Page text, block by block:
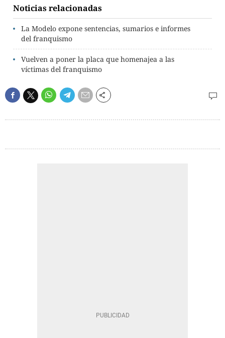
Noticias relacionadas
La Modelo expone sentencias, sumarios e informes
del franquismo
Vuelven a poner la placa que homenajea a las
víctimas del franquismo